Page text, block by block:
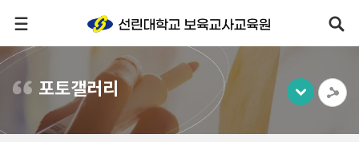
포토갤러리